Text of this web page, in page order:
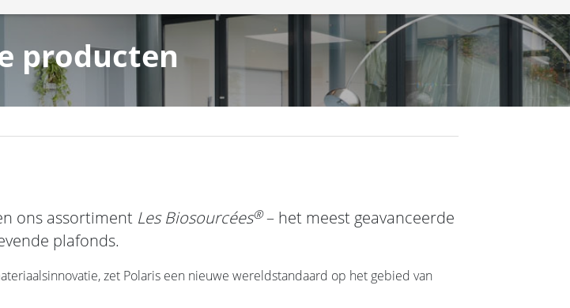
producten
ons assortiment Les Biosourcées®– het meest geavanceerde
plafonds.
zet Polaris een nieuwe wereldstandaard op het gebied van